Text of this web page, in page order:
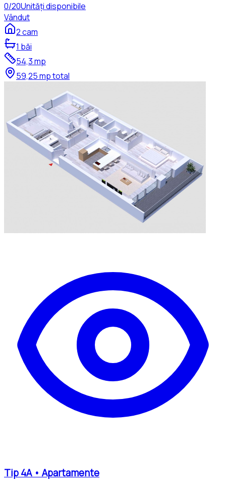
0/20Unități disponibile
Vândut
2cam
1 băi
54,3mp
59,25mp total
Tip4A• Apartamente